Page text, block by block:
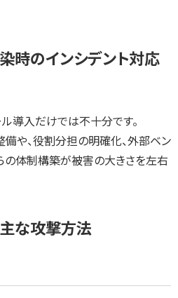
時のインシデント対応
導入だけでは不十分です。
や、役割分担の明確化、外部ベン
の体制構築が被害の大きさを左右
な攻撃方法